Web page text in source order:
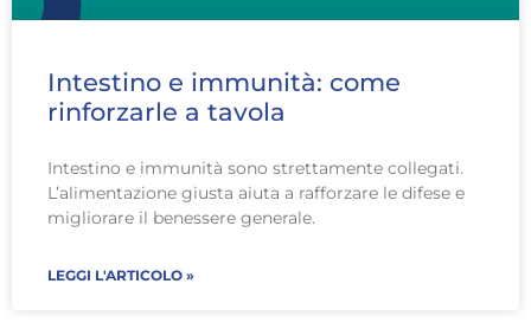
Intestino e immunità: come
rinforzarle a tavola
Intestino e immunità sono strettamente collegati.
L’alimentazione giusta aiuta a rafforzare le difese e
migliorare il benessere generale.
LEGGI L'ARTICOLO »